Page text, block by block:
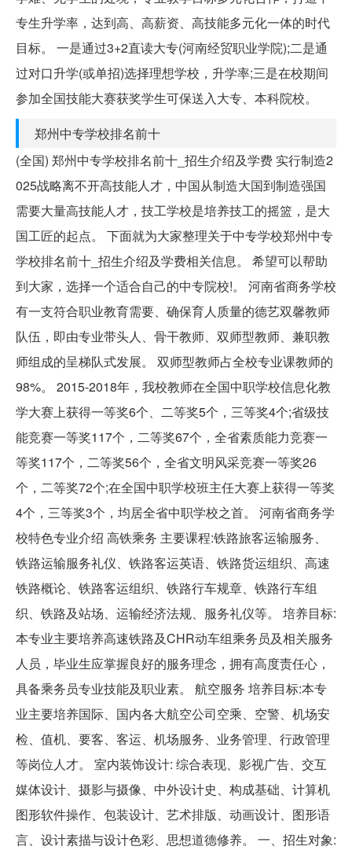
专生升学率，达到高、高薪资、高技能多元化一体的时代
目标。 一是通过3+2直读大专(河南经贸职业学院);二是通
过对口升学(或单招)选择理想学校，升学率;三是在校期间
参加全国技能大赛获奖学生可保送入大专、本科院校。
郑州中专学校排名前十
(全国) 郑州中专学校排名前十_招生介绍及学费 实行制造2
025战略离不开高技能人才，中国从制造大国到制造强国
需要大量高技能人才，技工学校是培养技工的摇篮，是大
国工匠的起点。 下面就为大家整理关于中专学校郑州中专
学校排名前十_招生介绍及学费相关信息。 希望可以帮助
到大家，选择一个适合自己的中专院校!。 河南省商务学校
有一支符合职业教育需要、确保育人质量的德艺双馨教师
队伍，即由专业带头人、骨干教师、双师型教师、兼职教
师组成的呈梯队式发展。 双师型教师占全校专业课教师的
98%。 2015-2018年，我校教师在全国中职学校信息化教
学大赛上获得一等奖6个、二等奖5个，三等奖4个;省级技
能竞赛一等奖117个，二等奖67个，全省素质能力竞赛一
等奖117个，二等奖56个，全省文明风采竞赛一等奖26
个，二等奖72个;在全国中职学校班主任大赛上获得一等奖
4个，三等奖3个，均居全省中职学校之首。 河南省商务学
校特色专业介绍 高铁乘务 主要课程:铁路旅客运输服务、
铁路运输服务礼仪、铁路客运英语、铁路货运组织、高速
铁路概论、铁路客运组织、铁路行车规章、铁路行车组
织、铁路及站场、运输经济法规、服务礼仪等。 培养目标:
本专业主要培养高速铁路及CHR动车组乘务员及相关服务
人员，毕业生应掌握良好的服务理念，拥有高度责任心，
具备乘务员专业技能及职业素。 航空服务 培养目标:本专
业主要培养国际、国内各大航空公司空乘、空警、机场安
检、值机、要客、客运、机场服务、业务管理、行政管理
等岗位人才。 室内装饰设计: 综合表现、影视广告、交互
媒体设计、摄影与摄像、中外设计史、构成基础、计算机
图形软件操作、包装设计、艺术排版、动画设计、图形语
言、设计素描与设计色彩、思想道德修养。 一、招生对象: